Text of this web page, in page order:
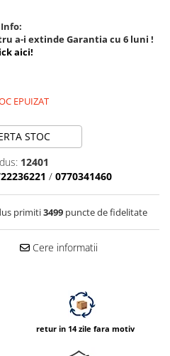
si
Info:
a-i extinde Garantia cu 6 luni !
aici!
EPUIZAT
STOC
12401
/ 0770341460
primiti3499puncte de fidelitate
Cere informatii
retur in 14 zile fara motiv